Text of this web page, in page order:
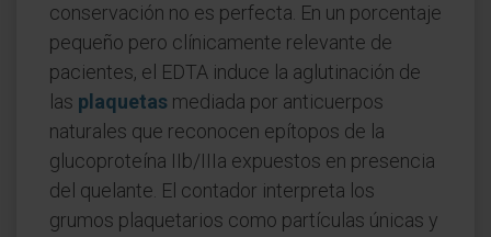
conservación no es perfecta. En un porcentaje
pequeño pero clínicamente relevante de
pacientes, el EDTA induce la aglutinación de
las plaquetas mediada por anticuerpos
naturales que reconocen epítopos de la
glucoproteína IIb/IIIa expuestos en presencia
del quelante. El contador interpreta los
grumos plaquetarios como partículas únicas y